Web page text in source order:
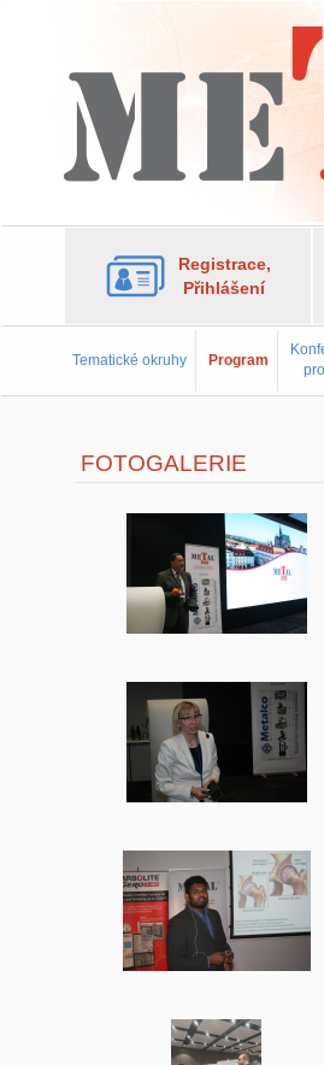
Registrace,
Přihlášení
Tematické okruhy Program
FOTOGALERIE